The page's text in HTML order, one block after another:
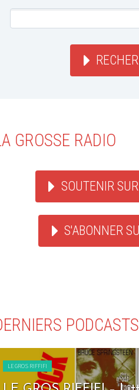
GROSSE RADIO
SOUTENIR
S'ABONNER
PODCASTS
LE GROS RIFFIFI